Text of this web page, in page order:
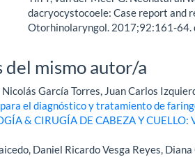
dacryocystocoele: Case report and
Otorhinolaryngol. 2017;92:161-
mismo autor/a
García Torres, Juan Carlos
el diagnóstico y tratamiento de
& CIRUGÍA DE CABEZA Y
Daniel Ricardo Vesga Reyes,